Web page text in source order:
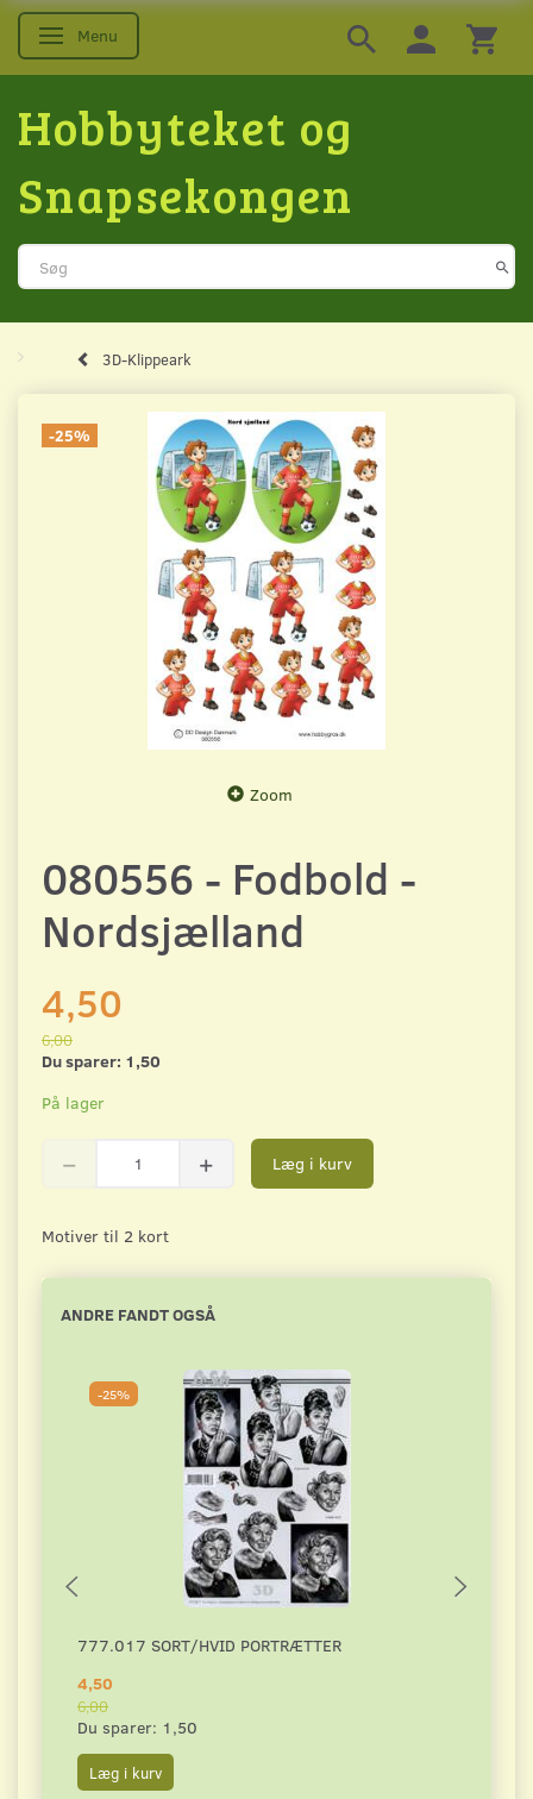
Skifte navigation
Menu
Hobbyteket og
Snapsekongen
3D-Klippeark
-25%
Zoom
080556 - Fodbold -
Nordsjælland
4,50
6,00
Du sparer: 1,50
På lager
Læg i kurv
Motiver til 2 kort
ANDRE FANDT OGSÅ
-25%
777.017 SORT/HVID PORTRÆTTER
4,50
6,00
Du sparer: 1,50
Læg i kurv